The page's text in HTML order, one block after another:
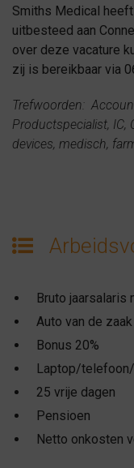
Smiths Medical
uitbesteed aan
over deze vacature
zij is bereikbaar via
Trefwoorden:
Productspecialist, IC,
devices, medisch,
Bruto jaarsalaris
Auto van de
Bonus 20%
Laptop/
25 vrije dagen
Pensioen
Netto onkosten